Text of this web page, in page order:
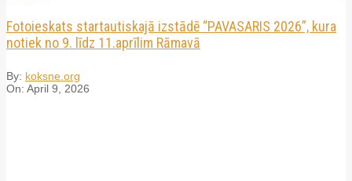
Fotoieskats startautiskajā izstādē “PAVASARIS 2026”, kura
notiek no 9. līdz 11.aprīlim Rāmavā
By: koksne.org
On: April 9, 2026